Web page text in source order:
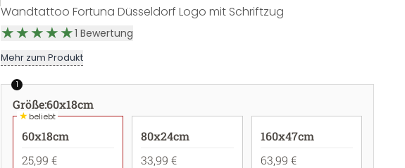
Wandtattoo Fortuna Düsseldorf Logo mit Schriftzug
1 Bewertung
Mehr zum Produkt
1
Größe:60x18cm
★beliebt
60x18cm
25,99 €
80x24cm
33,99 €
160x47cm
63,99 €